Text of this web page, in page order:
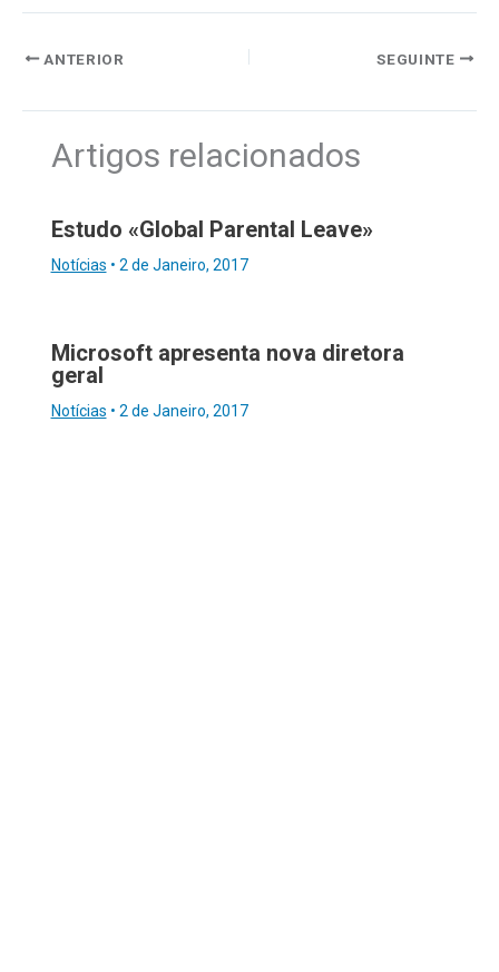
ANTERIOR SEGUINTE
Artigos relacionados
Estudo «Global Parental Leave»
Notícias • 2 de Janeiro, 2017
Microsoft apresenta nova diretora
geral
Notícias • 2 de Janeiro, 2017